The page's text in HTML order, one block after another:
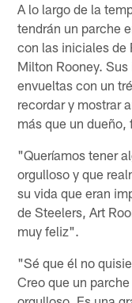
A lo largo de la
tendrán un parche
con las iniciales de
Milton Rooney.
envueltas con un
recordar y mostrar
más que un dueño,
"Queríamos tener
orgulloso y que
su vida que eran
de Steelers, Art
muy feliz".
"Sé que él no
Creo que un